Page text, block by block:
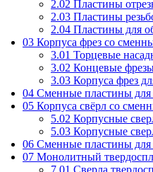
2.02 Пластины
2.03 Пластины
2.04 Пластины для
03 Корпуса фрез со
3.01 Торцевые
3.02 Концевые
3.03 Корпуса фрез
04 Сменные пластины для
05 Корпуса свёрл со
5.02 Корпусные
5.03 Корпусные
06 Сменные пластины для
07 Монолитный
7.01 Сверла